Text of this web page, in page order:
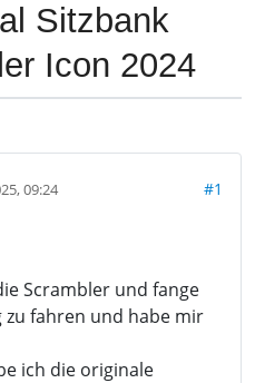
Sitzbank
Icon 2024
09:24 #1
Scrambler und fange
zu fahren und habe mir
ich die originale